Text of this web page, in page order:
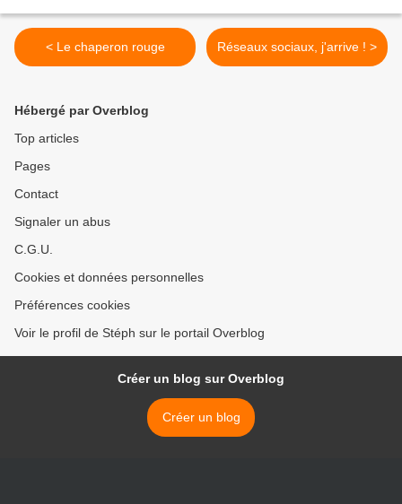
< Le chaperon rouge Réseaux sociaux, j'arrive ! >
Hébergé par Overblog
Top articles
Pages
Contact
Signaler un abus
C.G.U.
Cookies et données personnelles
Préférences cookies
Voir le profil de Stéph sur le portail Overblog
Créer un blog sur Overblog
Créer un blog